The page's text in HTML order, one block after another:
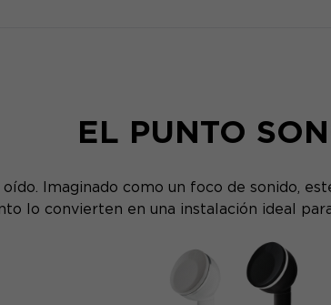
EL PUNTO
Imaginado como un foco de sonido,
lo convierten en una instalación ideal